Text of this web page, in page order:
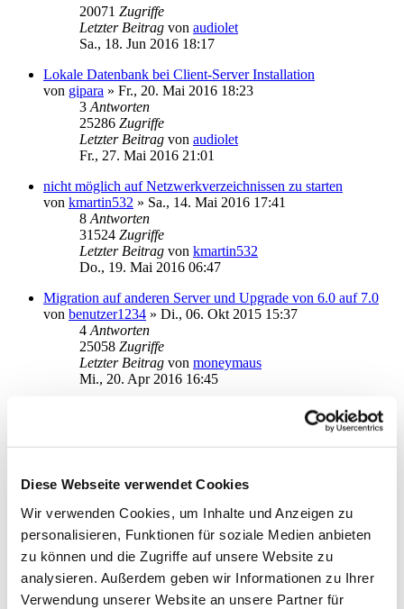
Diese Webseite verwendet Cookies
Wir verwenden Cookies, um Inhalte und Anzeigen zu
personalisieren, Funktionen für soziale Medien anbieten
zu können und die Zugriffe auf unsere Website zu
analysieren. Außerdem geben wir Informationen zu Ihrer
Verwendung unserer Website an unsere Partner für
20071 Zugriffe
Letzter Beitrag von audiolet
Sa., 18. Jun 2016 18:17
Lokale Datenbank bei Client-Server Installation
von gipara » Fr., 20. Mai 2016 18:23
3 Antworten
25286 Zugriffe
Letzter Beitrag von audiolet
Fr., 27. Mai 2016 21:01
nicht möglich auf Netzwerkverzeichnissen zu starten
von kmartin532 » Sa., 14. Mai 2016 17:41
8 Antworten
31524 Zugriffe
Letzter Beitrag von kmartin532
Do., 19. Mai 2016 06:47
Migration auf anderen Server und Upgrade von 6.0 auf 7.0
von benutzer1234 » Di., 06. Okt 2015 15:37
4 Antworten
25058 Zugriffe
Letzter Beitrag von moneymaus
Mi., 20. Apr 2016 16:45
[UNC Pfad] ... und es geht doch: Workaround
Mi., 20. Apr 2016 11:54
Umstellung von SMB6 auf SMB7- nach Datenbankübername
Abstzurz
vongabschr »Di., 05. Apr 2016 20:25
Antworten
20177Zugriffe
Letzter Beitragvongabschr